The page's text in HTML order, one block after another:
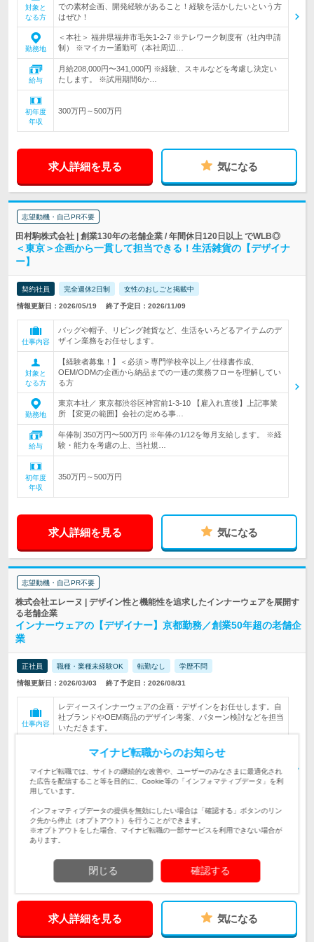
対象と
なる方
での素材企画、開発経験があること！経験を活かしたいという方
はぜひ！
勤務地
＜本社＞ 福井県福井市毛矢1-2-7 ※テレワーク制度有（社内申請
制） ※マイカー通勤可（本社周辺…
給与
月給208,000円〜341,000円 ※経験、スキルなどを考慮し決定い
たします。 ※試用期間6か…
初年度
年収
300万円～500万円
求人詳細を見る 気になる
志望動機・自己PR不要
田村駒株式会社 | 創業130年の老舗企業 / 年間休日120日以上 でWLB◎
＜東京＞企画から一貫して担当できる！生活雑貨の【デザイナ
ー】
契約社員 完全週休2日制 女性のおしごと掲載中
情報更新日：2026/05/19 終了予定日：2026/11/09
仕事内容
バッグや帽子、リビング雑貨など、生活をいろどるアイテムのデ
ザイン業務をお任せします。
対象と
なる方
【経験者募集！】＜必須＞専門学校卒以上／仕様書作成、
OEM/ODMの企画から納品までの一連の業務フローを理解してい
る方
勤務地
東京本社／ 東京都渋谷区神宮前1-3-10 【雇入れ直後】上記事業
所 【変更の範囲】会社の定める事…
給与
年俸制 350万円〜500万円 ※年俸の1/12を毎月支給します。 ※経
験・能力を考慮の上、当社規…
初年度
年収
350万円～500万円
求人詳細を見る 気になる
志望動機・自己PR不要
株式会社エレーヌ | デザイン性と機能性を追求したインナーウェアを展開す
る老舗企業
インナーウェアの【デザイナー】京都勤務／創業50年超の老舗企
業
正社員 職種・業種未経験OK 転勤なし 学歴不問
情報更新日：2026/03/03 終了予定日：2026/08/31
仕事内容
レディースインナーウェアの企画・デザインをお任せします。自
社ブランドやOEM商品のデザイン考案、パターン検討などを担当
いただきます。
なる方
業界未経験歓迎！＜必須＞学歴不問、服飾系のデザイン経験、
Illustrator・Photoshopの使用経験＜歓迎＞ランジェリーデザイン
経験者
【本社】 京都府京都市伏見区深草小久保町343 ※転勤なし 【雇
給与
月給230,000円〜300,000円 ※試用期間3ヶ月（待遇変更なし） ※
これまでのご経歴やスキ…
求人詳細を見る 気になる
マイナビ転職からのお知らせ
マイナビ転職では、サイトの継続的な改善や、ユーザーのみなさまに最適化され
た広告を配信すること等を目的に、Cookie等の「インフォマティブデータ」を利
用しています。
インフォマティブデータの提供を無効にしたい場合は「確認する」ボタンのリン
ク先から停止（オプトアウト）を行うことができます。
※オプトアウトをした場合、マイナビ転職の一部サービスを利用できない場合が
あります。
閉じる 確認する